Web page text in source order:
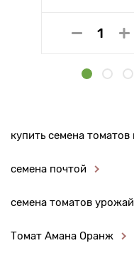
купить семена томатов
семена почтой
семена томатов
Томат Амана Оранж